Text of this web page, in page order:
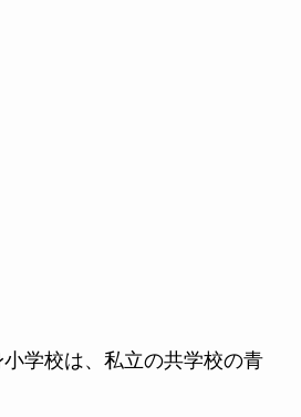
学校は、私立の共学校の青